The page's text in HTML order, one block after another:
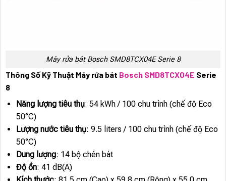
Máy rửa bát Bosch SMD8TCX04E Serie 8
Thông Số Kỹ Thuật Máy rửa bát Bosch SMD8TCX04E Serie
8
Năng lượng tiêu thụ: 54 kWh / 100 chu trình (chế độ Eco
50°C)
Lượng nước tiêu thụ: 9.5 liters / 100 chu trình (chế độ Eco
50°C)
Dung lượng: 14 bộ chén bát
Độ ồn: 41 dB(A)